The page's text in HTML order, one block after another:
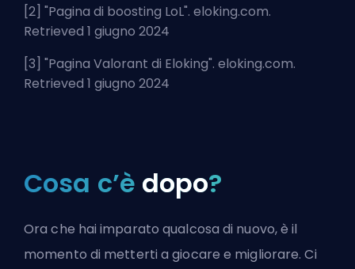
[2] "Pagina di boosting LoL". eloking.com.
Retrieved 1 giugno 2024
[3] "Pagina Valorant di Eloking". eloking.com.
Retrieved 1 giugno 2024
Cosa c’è dopo?
Ora che hai imparato qualcosa di nuovo, è il
momento di metterti a giocare e migliorare. Ci